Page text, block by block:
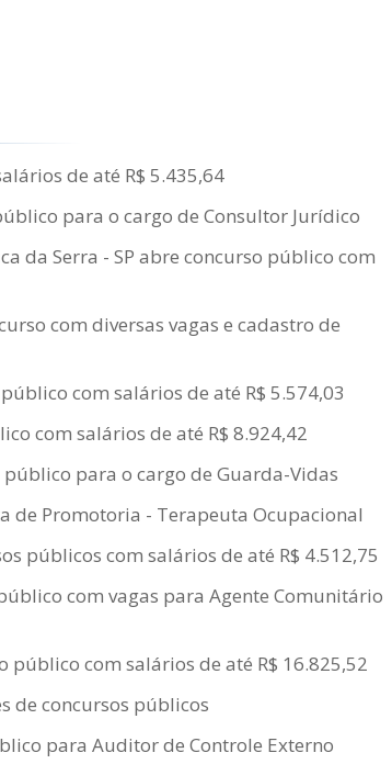
de até R$ 5.435,64
para o cargo de Consultor Jurídico
da Serra - SP abre concurso público com
com diversas vagas e cadastro de
com salários de até R$ 5.574,03
com salários de até R$ 8.924,42
para o cargo de Guarda-Vidas
de Promotoria - Terapeuta Ocupacional
públicos com salários de até R$ 4.512,75
com vagas para Agente Comunitário
público com salários de até R$ 16.825,52
de concursos públicos
para Auditor de Controle Externo